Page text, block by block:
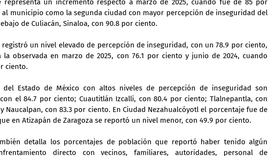
representa un incremento respecto a marzo de 2025, cuando fue de 85 por
al municipio como la segunda ciudad con mayor percepción de inseguridad del
de Culiacán, Sinaloa, con 90.8 por ciento.
un nivel elevado de percepción de inseguridad, con un 78.9 por ciento,
la observada en marzo de 2025, con 76.1 por ciento y junio de 2024, cuando
ciento.
del Estado de México con altos niveles de percepción de inseguridad son
el 84.7 por ciento; Cuautitlán Izcalli, con 80.4 por ciento; Tlalnepantla, con
Naucalpan, con 83.3 por ciento. En Ciudad Nezahualcóyotl el porcentaje fue de
en Atizapán de Zaragoza se reportó un nivel menor, con 49.9 por ciento.
detalla los porcentajes de población que reportó haber tenido algún
directo con vecinos, familiares, autoridades, personal de